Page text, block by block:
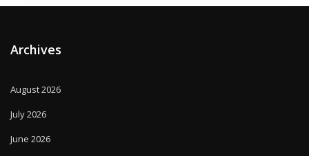
Archives
August 2026
July 2026
June 2026